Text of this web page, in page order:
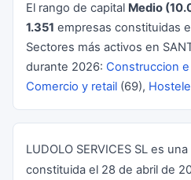
El rango de capital Medio
1.351 empresas constituidas
Sectores más activos en
durante 2026: Construccion
Comercio y retail (69),
LUDOLO SERVICES SL es
constituida el 28 de abril de